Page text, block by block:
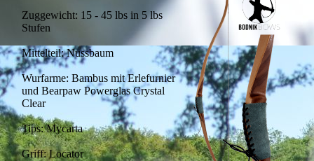
Zuggewicht: 15 - 45 lbs in 5 lbs
Stufen
Mittelteil: Nussbaum
Wurfarme: Bambus mit Erlefurnier
und Bearpaw Powerglas Crystal
Clear
Tips: Mycarta
Griff: Locator